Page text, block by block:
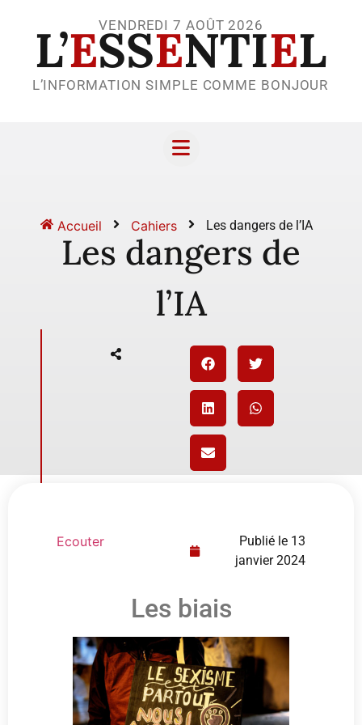
VENDREDI 7 AOÛT 2026
L’ESSENTIEL
L’INFORMATION SIMPLE COMME BONJOUR
Accueil Cahiers Les dangers de l’IA
Les dangers de
l’IA
Ecouter Publié le 13
janvier 2024
Les biais